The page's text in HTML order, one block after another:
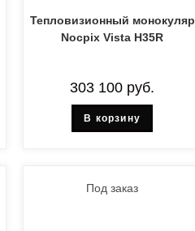
Тепловизионный монокуляр
Nocpix Vista H35R
303 100 руб.
В корзину
Под заказ